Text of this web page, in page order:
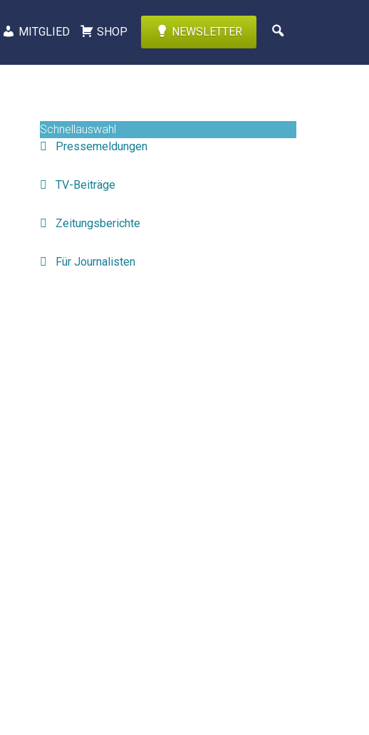
MITGLIED SHOP NEWSLETTER
Schnellauswahl
Pressemeldungen
TV-Beiträge
Zeitungsberichte
Für Journalisten